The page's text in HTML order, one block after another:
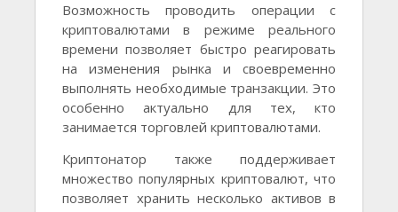
Возможность проводить операции с
криптовалютами в режиме реального
времени позволяет быстро реагировать
на изменения рынка и своевременно
выполнять необходимые транзакции. Это
особенно актуально для тех, кто
занимается торговлей криптовалютами.
Криптонатор также поддерживает
множество популярных криптовалют, что
позволяет хранить несколько активов в